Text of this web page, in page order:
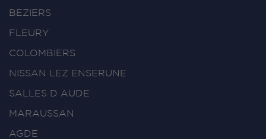
BEZIERS
FLEURY
COLOMBIERS
NISSAN LEZ ENSERUNE
SALLES D AUDE
MARAUSSAN
AGDE